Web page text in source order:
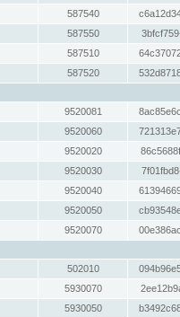
587540
587550
587510
587520
9520081
9520060
9520020
9520030
9520040
9520050
9520070
502010
5930070
5930050